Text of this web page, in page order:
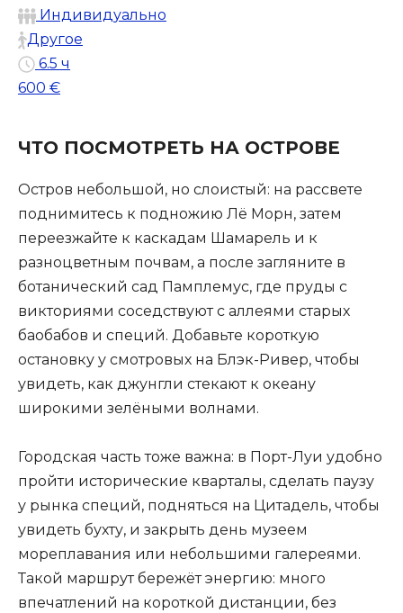
Индивидуально
Другое
6.5 ч
600 €
ЧТО ПОСМОТРЕТЬ НА ОСТРОВЕ
Остров небольшой, но слоистый: на рассвете
поднимитесь к подножию Лё Морн, затем
переезжайте к каскадам Шамарель и к
разноцветным почвам, а после загляните в
ботанический сад Памплемус, где пруды с
викториями соседствуют с аллеями старых
баобабов и специй. Добавьте короткую
остановку у смотровых на Блэк-Ривер, чтобы
увидеть, как джунгли стекают к океану
широкими зелёными волнами.
Городская часть тоже важна: в Порт-Луи удобно
пройти исторические кварталы, сделать паузу
у рынка специй, подняться на Цитадель, чтобы
увидеть бухту, и закрыть день музеем
мореплавания или небольшими галереями.
Такой маршрут бережёт энергию: много
впечатлений на короткой дистанции, без